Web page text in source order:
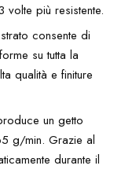
volte più resistente.
consente di
su tutta la
qualità e finiture
un getto
g/min. Grazie al
durante il